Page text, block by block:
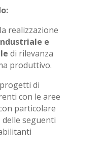
realizzazione
e
di rilevanza
produttivo.
di
con le aree
particolare
seguenti